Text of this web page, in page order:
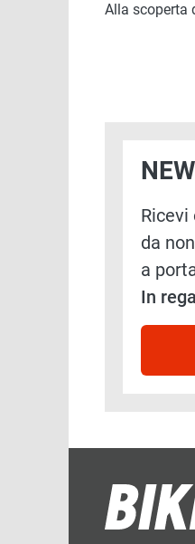
Alla scoperta
da
a
In